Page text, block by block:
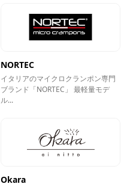
NORTEC
イタリアのマイクロクランポン専門
ブランド「NORTEC」 最軽量モデ
ル...
Okara